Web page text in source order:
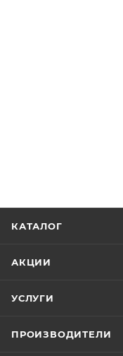
КАТАЛОГ
АКЦИИ
УСЛУГИ
ПРОИЗВОДИТЕЛИ